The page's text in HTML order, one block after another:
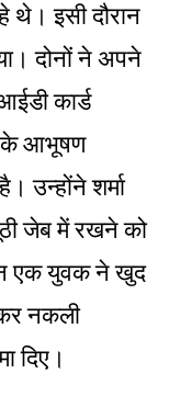
इसी दौरान
दोनों ने अपने
कार्ड
के आभूषण
उन्होंने शर्मा
जेब में रखने को
एक युवक ने खुद
नकली
दिए।